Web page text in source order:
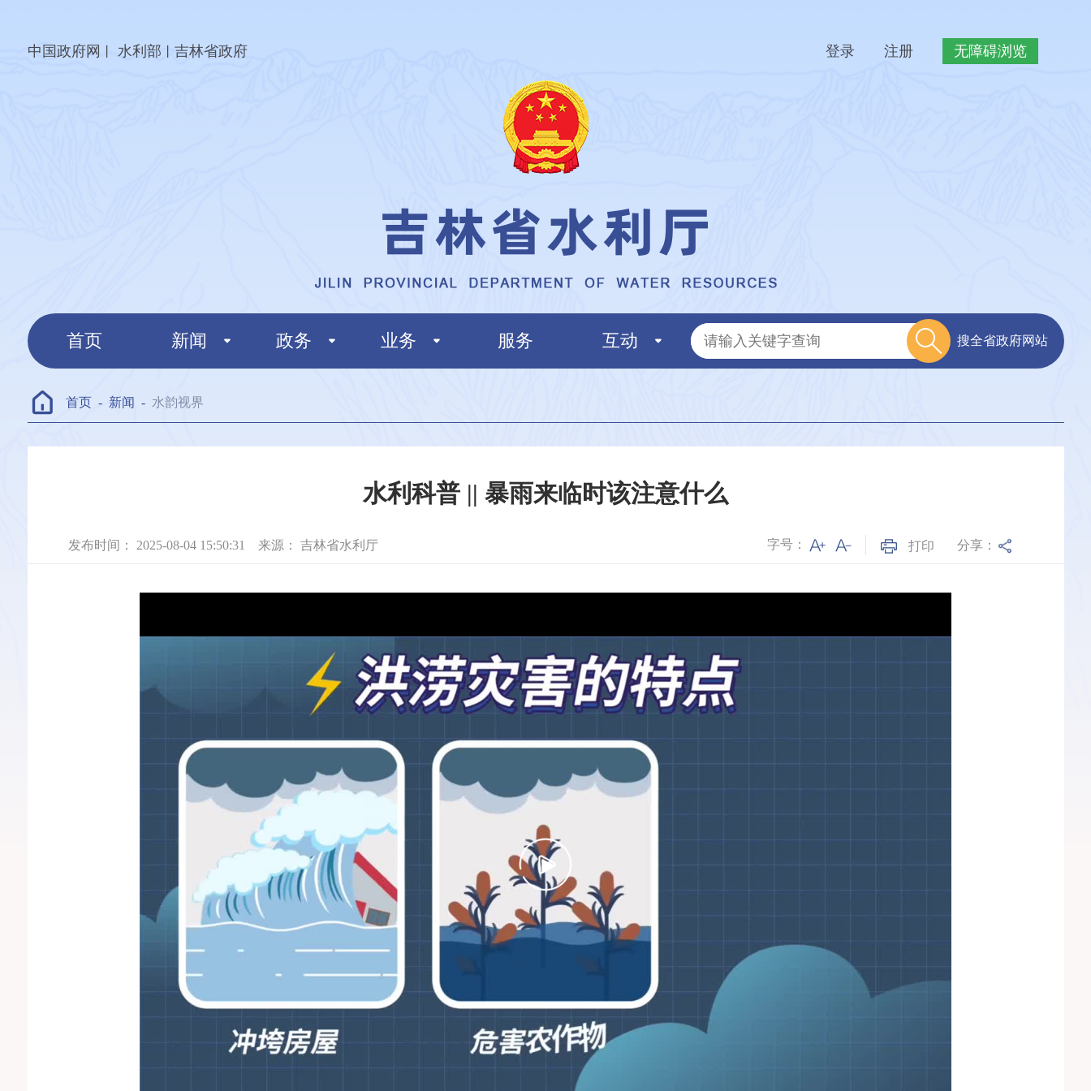
中国政府网 水利部 吉林省政府 登录 注册 无障碍浏览
首页 新闻 政务 业务 服务 互动 搜全省政府网站
首页 - 新闻 - 水韵视界
水利科普 || 暴雨来临时该注意什么
发布时间： 2025-08-04 15:50:31 来源： 吉林省水利厅 字号： 打印 分享：